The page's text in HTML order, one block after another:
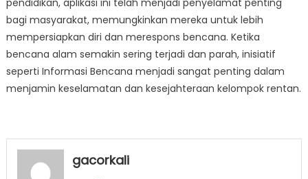
pendidikan, aplikasi ini telah menjadi penyelamat penting
bagi masyarakat, memungkinkan mereka untuk lebih
mempersiapkan diri dan merespons bencana. Ketika
bencana alam semakin sering terjadi dan parah, inisiatif
seperti Informasi Bencana menjadi sangat penting dalam
menjamin keselamatan dan kesejahteraan kelompok rentan.
gacorkali